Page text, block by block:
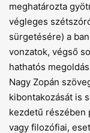
meghatározta
végleges
sürgetésére) a
vonzatok, végső
hathatós
Nagy Zopán
kibontakozását is
kezdetű részében
vagy filozófiai,